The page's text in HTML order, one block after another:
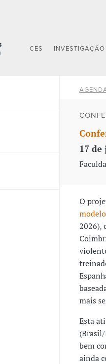
CES INVESTIGAÇÃO
17
O
2026),
mais
Esta
bem
ainda